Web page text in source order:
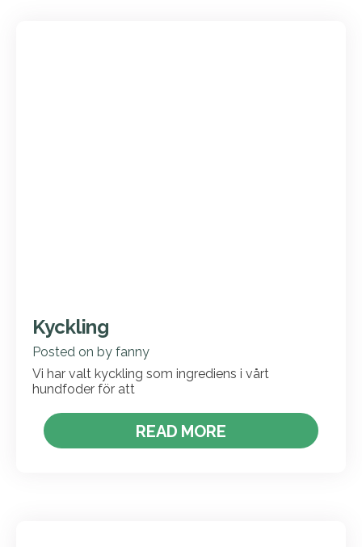
Kyckling
Posted on by fanny
Vi har valt kyckling som ingrediens i vårt
hundfoder för att
READ MORE